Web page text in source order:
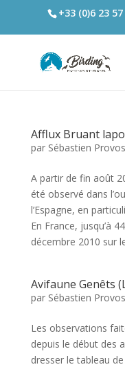
+33 (0)6 23
Afflux Bruant
par Sébastien
A partir de fin août
été observé dans
l’Espagne, en
En France, jusqu’à
décembre 2010 sur
Avifaune Genêts
par Sébastien
Les observations
depuis le début des
dresser le tableau